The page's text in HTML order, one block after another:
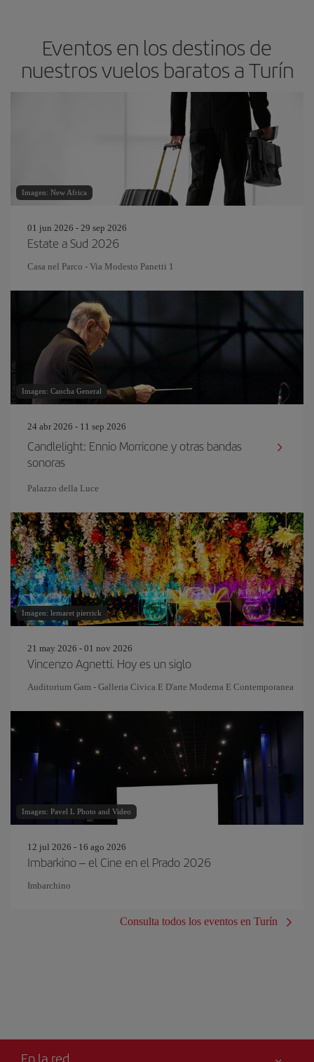
Eventos en los destinos de
nuestros vuelos baratos a Turín
Imagen: New Africa
01 jun 2026 - 29 sep 2026
Estate a Sud 2026
Casa nel Parco - Via Modesto Panetti 1
Imagen: Cancha General
24 abr 2026 - 11 sep 2026
Candlelight: Ennio Morricone y otras bandas
sonoras
Palazzo della Luce
Imagen: lemaret pierrick
21 may 2026 - 01 nov 2026
Vincenzo Agnetti. Hoy es un siglo
Auditorium Gam - Galleria Civica E D'arte Moderna E Contemporanea
Imagen: Pavel L Photo and Video
12 jul 2026 - 16 ago 2026
Imbarkino – el Cine en el Prado 2026
Imbarchino
Consulta todos los eventos en Turín
En la red